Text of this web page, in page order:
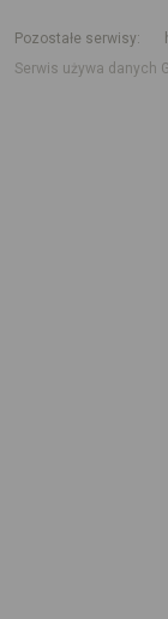
Pozostałe serwisy
Serwis używa danych